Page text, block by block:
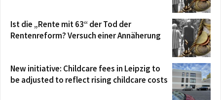
Ist die „Rente mit 63“ der Tod der
Rentenreform? Versuch einer Annäherung
New initiative: Childcare fees in Leipzig to
be adjusted to reflect rising childcare costs